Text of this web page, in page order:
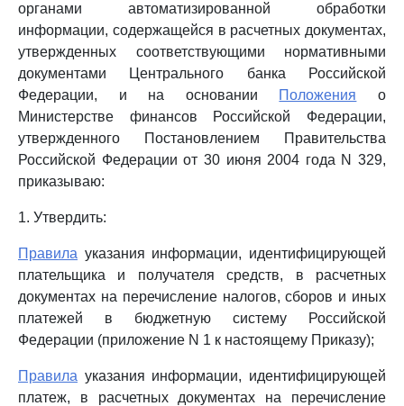
органами автоматизированной обработки
информации, содержащейся в расчетных документах,
утвержденных соответствующими нормативными
документами Центрального банка Российской
Федерации, и на основании Положения о
Министерстве финансов Российской Федерации,
утвержденного Постановлением Правительства
Российской Федерации от 30 июня 2004 года N 329,
приказываю:
1. Утвердить:
Правила указания информации, идентифицирующей
плательщика и получателя средств, в расчетных
документах на перечисление налогов, сборов и иных
платежей в бюджетную систему Российской
Федерации (приложение N 1 к настоящему Приказу);
Правила указания информации, идентифицирующей
платеж, в расчетных документах на перечисление